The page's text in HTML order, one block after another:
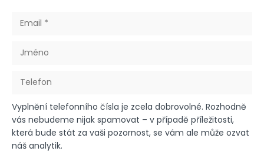
Vyplnění telefonního čísla je zcela dobrovolné. Rozhodně
vás nebudeme nijak spamovat – v případě příležitosti,
která bude stát za vaši pozornost, se vám ale může ozvat
náš analytik.